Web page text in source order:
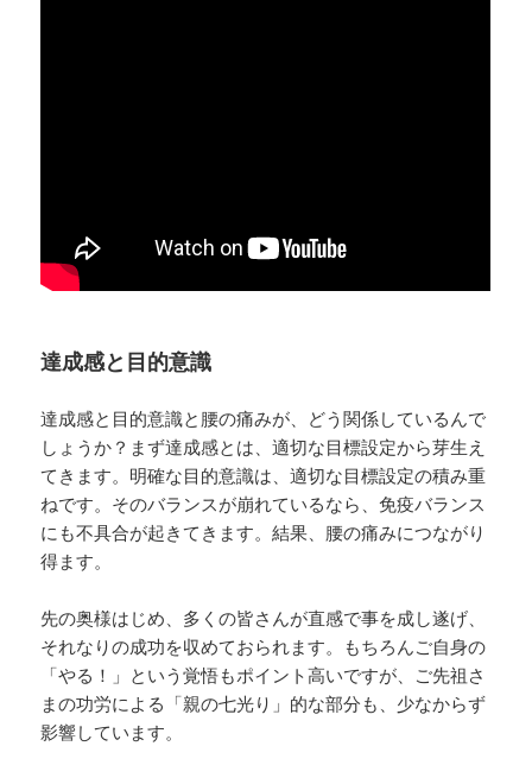
達成感と目的意識
達成感と目的意識と腰の痛みが、どう関係しているんで
しょうか？まず達成感とは、適切な目標設定から芽生え
てきます。明確な目的意識は、適切な目標設定の積み重
ねです。そのバランスが崩れているなら、免疫バランス
にも不具合が起きてきます。結果、腰の痛みにつながり
得ます。
先の奥様はじめ、多くの皆さんが直感で事を成し遂げ、
それなりの成功を収めておられます。もちろんご自身の
「やる！」という覚悟もポイント高いですが、ご先祖さ
まの功労による「親の七光り」的な部分も、少なからず
影響しています。